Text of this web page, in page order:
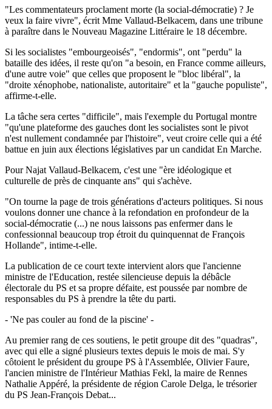
"Les commentateurs proclament morte (la social-démocratie) ? Je
veux la faire vivre", écrit Mme Vallaud-Belkacem, dans une tribune
à paraître dans le Nouveau Magazine Littéraire le 18 décembre.
Si les socialistes "embourgeoisés", "endormis", ont "perdu" la
bataille des idées, il reste qu'on "a besoin, en France comme ailleurs,
d'une autre voie" que celles que proposent le "bloc libéral", la
"droite xénophobe, nationaliste, autoritaire" et la "gauche populiste",
affirme-t-elle.
La tâche sera certes "difficile", mais l'exemple du Portugal montre
"qu'une plateforme des gauches dont les socialistes sont le pivot
n'est nullement condamnée par l'histoire", veut croire celle qui a été
battue en juin aux élections législatives par un candidat En Marche.
Pour Najat Vallaud-Belkacem, c'est une "ère idéologique et
culturelle de près de cinquante ans" qui s'achève.
"On tourne la page de trois générations d'acteurs politiques. Si nous
voulons donner une chance à la refondation en profondeur de la
social-démocratie (...) ne nous laissons pas enfermer dans le
confessionnal beaucoup trop étroit du quinquennat de François
Hollande", intime-t-elle.
La publication de ce court texte intervient alors que l'ancienne
ministre de l'Education, restée silencieuse depuis la débâcle
électorale du PS et sa propre défaite, est poussée par nombre de
responsables du PS à prendre la tête du parti.
- 'Ne pas couler au fond de la piscine' -
Au premier rang de ces soutiens, le petit groupe dit des "quadras",
avec qui elle a signé plusieurs textes depuis le mois de mai. S'y
côtoient le président du groupe PS à l'Assemblée, Olivier Faure,
l'ancien ministre de l'Intérieur Mathias Fekl, la maire de Rennes
Nathalie Appéré, la présidente de région Carole Delga, le trésorier
du PS Jean-François Debat...